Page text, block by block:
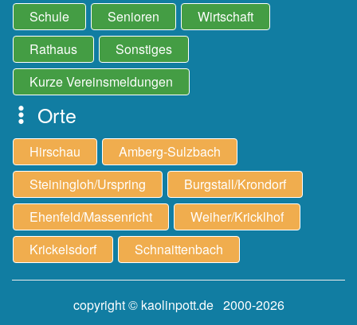
Schule
Senioren
Wirtschaft
Rathaus
Sonstiges
Kurze Vereinsmeldungen
Orte
Hirschau
Amberg-Sulzbach
Steiningloh/Urspring
Burgstall/Krondorf
Ehenfeld/Massenricht
Weiher/Kricklhof
Krickelsdorf
Schnaittenbach
copyright © kaolinpott.de 2000-2026